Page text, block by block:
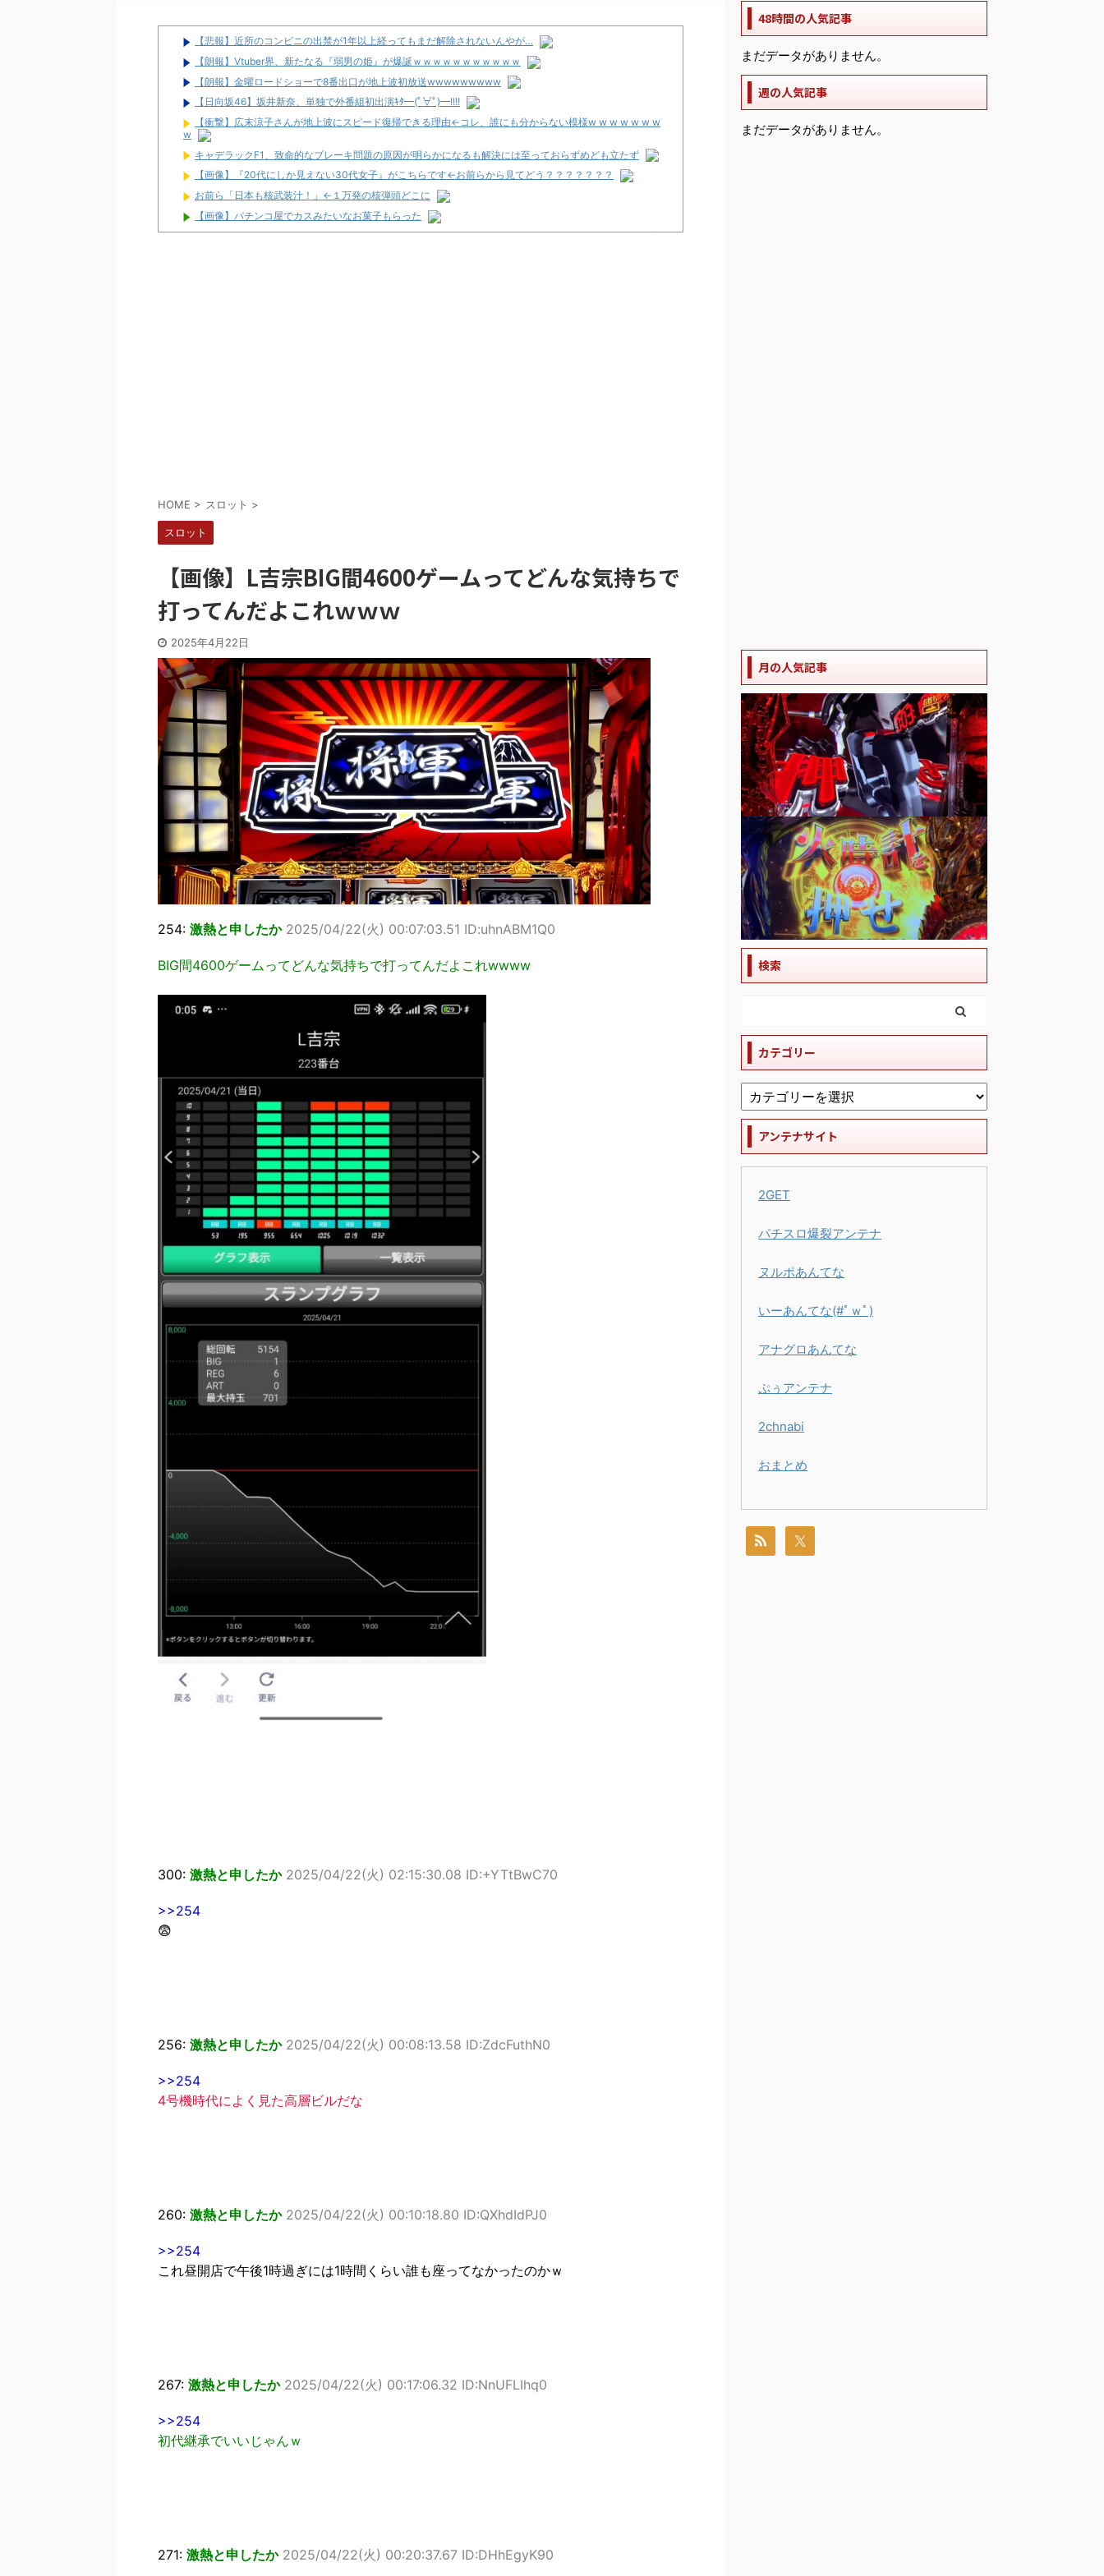
【悲報】近所のコンビニの出禁が1年以上経ってもまだ解除されないんやが…
【朗報】Vtuber界、新たなる『弱男の姫』が爆誕ｗｗｗｗｗｗｗｗｗｗｗ
【朗報】金曜ロードショーで8番出口が地上波初放送wwwwwwwww
【日向坂46】坂井新奈、単独で外番組初出演ｷﾀ━(ﾟ∀ﾟ)━!!!!
【衝撃】広末涼子さんが地上波にスピード復帰できる理由←コレ、誰にも分からない模様w w w w w w w
w
キャデラックF1、致命的なブレーキ問題の原因が明らかになるも解決には至っておらずめども立たず
【画像】『20代にしか見えない30代女子』がこちらです←お前らから見てどう？？？？？？？
お前ら「日本も核武装汁！」←１万発の核弾頭どこに
【画像】パチンコ屋でカスみたいなお菓子もらった
【新台】平和「L転生王女と天才令嬢の魔法革命」公式の機種情報が公開！Wヒロインでボーナスループ革
HOME > スロット >
スロット
【画像】L吉宗BIG間4600ゲームってどんな気持ちで
打ってんだよこれｗｗｗ
2025年4月22日
254: 激熱と申したか 2025/04/22(火) 00:07:03.51 ID:uhnABM1Q0
BIG間4600ゲームってどんな気持ちで打ってんだよこれwwww
300: 激熱と申したか 2025/04/22(火) 02:15:30.08 ID:+YTtBwC70
>>254
😨
256: 激熱と申したか 2025/04/22(火) 00:08:13.58 ID:ZdcFuthN0
>>254
4号機時代によく見た高層ビルだな
260: 激熱と申したか 2025/04/22(火) 00:10:18.80 ID:QXhdIdPJ0
>>254
これ昼開店で午後1時過ぎには1時間くらい誰も座ってなかったのかｗ
267: 激熱と申したか 2025/04/22(火) 00:17:06.32 ID:NnUFLIhq0
>>254
初代継承でいいじゃんｗ
271: 激熱と申したか 2025/04/22(火) 00:20:37.67 ID:DHhEgyK90
48時間の人気記事
まだデータがありません。
週の人気記事
まだデータがありません。
月の人気記事
検索
カテゴリー
アンテナサイト
2GET
パチスロ爆裂アンテナ
ヌルポあんてな
いーあんてな(#ﾟｗﾟ)
アナグロあんてな
ぷぅアンテナ
2chnabi
おまとめ